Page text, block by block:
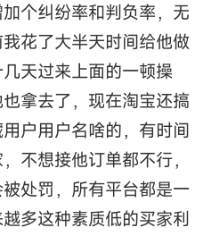
个纠纷率和判负率，无
花了大半天时间给他做
天过来上面的一顿操
拿去了，现在淘宝还搞
户用户名啥的，有时间
不想接他订单都不行，
处罚，所有平台都是一
多这种素质低的买家利